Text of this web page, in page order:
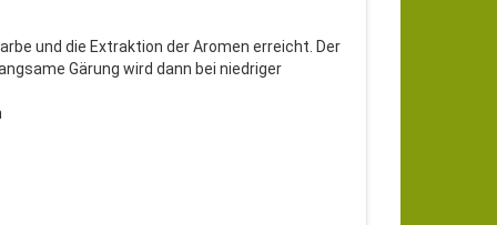
und die Extraktion der Aromen erreicht. Der
Gärung wird dann bei niedriger